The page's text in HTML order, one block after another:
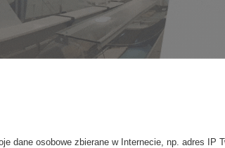
dane osobowe zbierane w Internecie, np. adres IP